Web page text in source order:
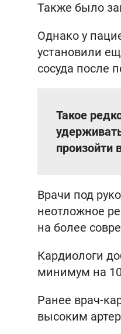
Также было
Однако у
установили
сосуда после
Такое
произойти
Врачи под
неотложное
на более
Кардиологи
минимум на
Ранее врач-
высоким